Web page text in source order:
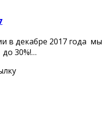
в декабре 2017 года мы
30%!…